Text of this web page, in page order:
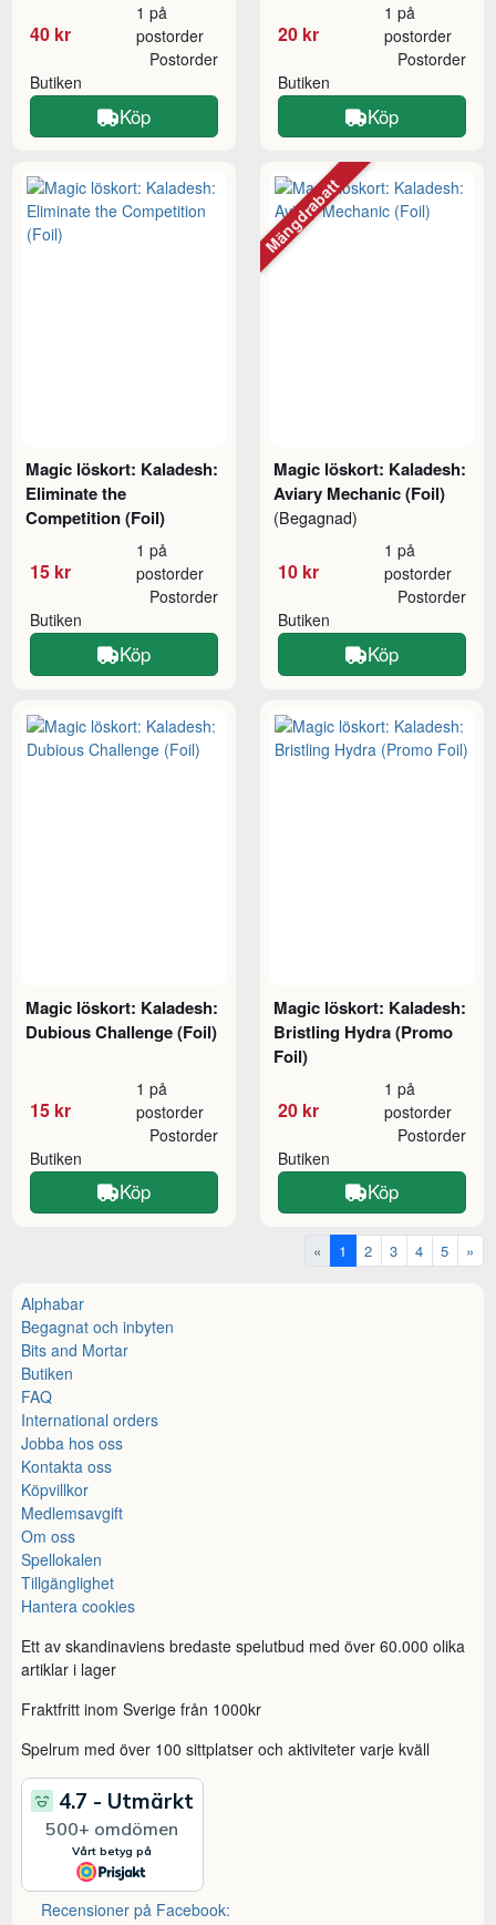
40 kr
1 på
postorder
Butiken
Postorder
Köp
20 kr
1 på
postorder
Butiken
Postorder
Köp
Magic löskort: Kaladesh:
Eliminate the
Competition (Foil)
15 kr
1 på
postorder
Butiken
Postorder
Köp
Magic löskort: Kaladesh:
Aviary Mechanic (Foil)
(Begagnad)
10 kr
1 på
postorder
Butiken
Postorder
Köp
Mängdrabatt
Magic löskort: Kaladesh:
Dubious Challenge (Foil)
15 kr
1 på
postorder
Butiken
Postorder
Köp
Magic löskort: Kaladesh:
Bristling Hydra (Promo
Foil)
20 kr
1 på
postorder
Butiken
Postorder
Köp
« 1 2 3 4 5 »
Alphabar
Begagnat och inbyten
Bits and Mortar
Butiken
FAQ
International orders
Jobba hos oss
Kontakta oss
Köpvillkor
Medlemsavgift
Om oss
Spellokalen
Tillgänglighet
Hantera cookies
Ett av skandinaviens bredaste spelutbud med över 60.000 olika
artiklar i lager
Fraktfritt inom Sverige från 1000kr
Spelrum med över 100 sittplatser och aktiviteter varje kväll
Recensioner på Facebook: